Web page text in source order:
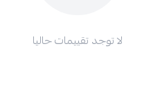
لا توجد تقييمات حاليا